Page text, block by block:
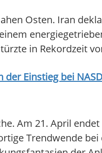
Osten. Iran
in Rekordzeit
der Einstieg bei
Am 21. April
Trendwende